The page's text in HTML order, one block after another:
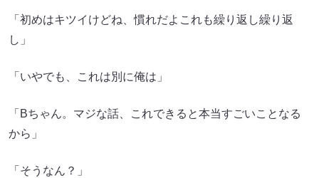
「初めはキツイけどね、慣れだよこれも繰り返し繰り返
し」
「いやでも、これは別に俺は」
「Bちゃん。マジな話、これできると本当すごいことなる
から」
「そうなん？」